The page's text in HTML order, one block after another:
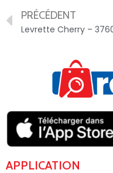
PRÉCÉDENT
APPLICATION